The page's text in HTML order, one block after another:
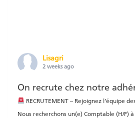
Lisagri
2 weeks ago
On recrute chez notre
RECRUTEMENT – Rejoignez l’équipe
Nous recherchons un(e) Comptable (H/F)